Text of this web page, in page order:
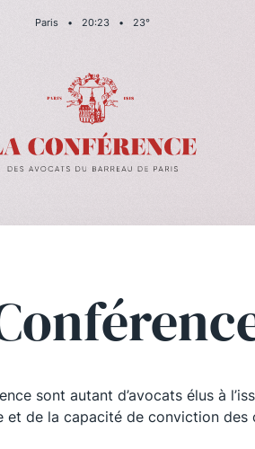
Paris • 20:23 • 23°
sont autant d’avocats élus à
et de la capacité de conviction des